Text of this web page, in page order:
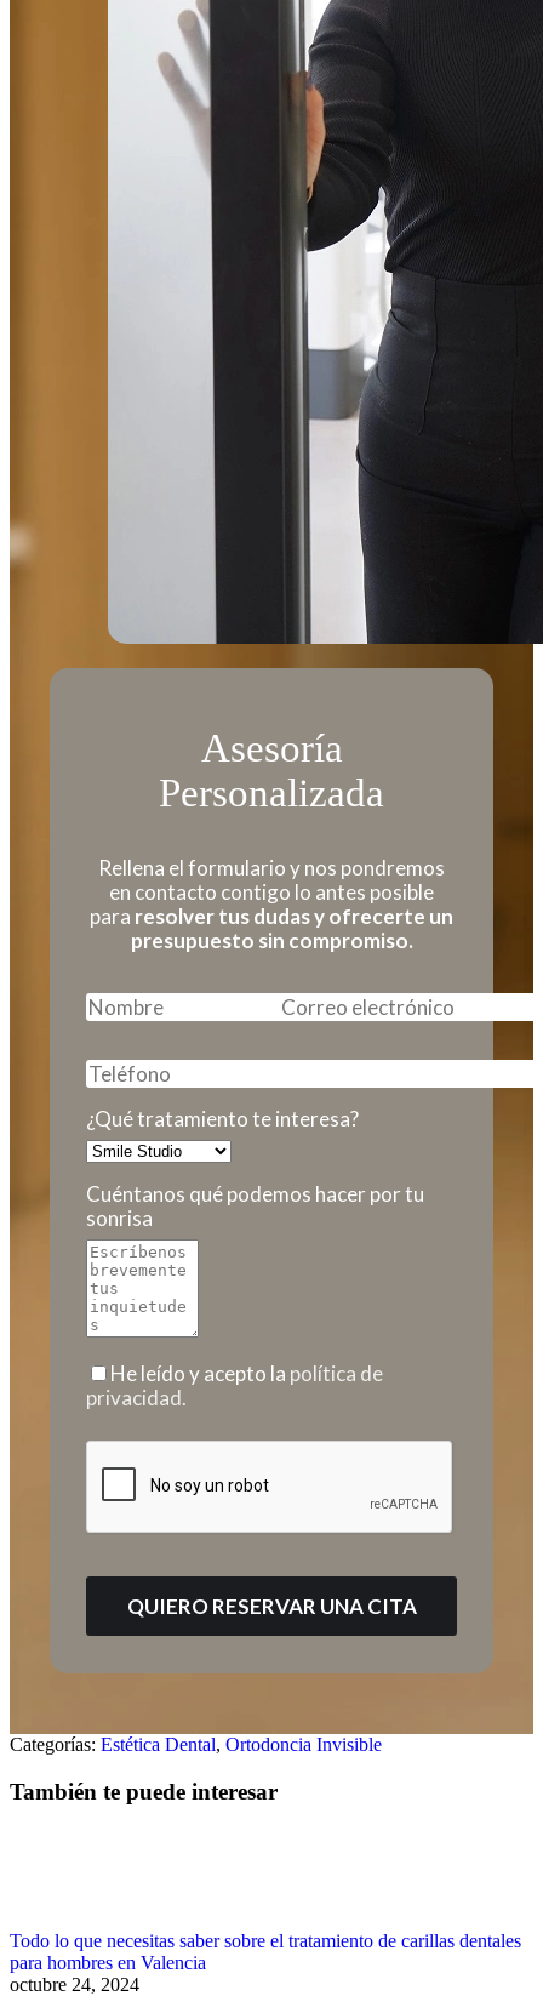
Asesoría
Personalizada
Rellena el formulario y nos pondremos
en contacto contigo lo antes posible
para resolver tus dudas y ofrecerte un
presupuesto sin compromiso.
¿Qué tratamiento te interesa?
Cuéntanos qué podemos hacer por tu
sonrisa
He leído y acepto la política de
privacidad.
Categorías: Estética Dental, Ortodoncia Invisible
También te puede interesar
Todo lo que necesitas saber sobre el tratamiento de carillas dentales
para hombres en Valencia
octubre 24, 2024